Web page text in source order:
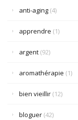
anti-aging (4)
apprendre (1)
argent (92)
aromathérapie (1)
bien vieillir (12)
bloguer (42)